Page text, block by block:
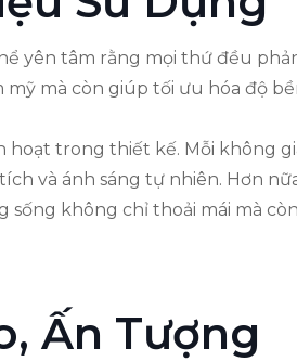
yên tâm rằng mọi thứ đều
mà còn giúp tối ưu hóa độ
trong thiết kế. Mỗi không
và ánh sáng tự nhiên. Hơn
không chỉ thoải mái mà
Ấn Tượng